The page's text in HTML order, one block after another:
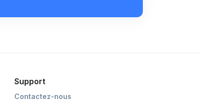
Support
Contactez-nous